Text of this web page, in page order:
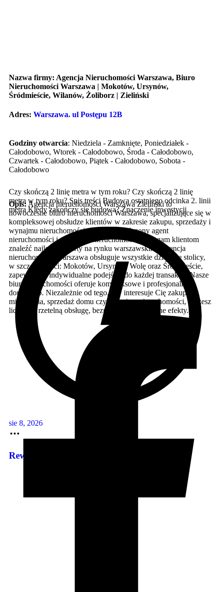
Czy skończą 2 linię metra w tym roku? Czy skończą 2 linię
metra w tym roku? Spis treści Budowa ostatniego odcinka 2. linii
metra Kiedy zakończy się budowa? Znaczenie inwestycji
sie 8, 2026
Rewitalizacja osiedla Wilanów
Nazwa firmy: Agencja Nieruchomości Warszawa, Biuro
Nieruchomości Warszawa | Mokotów, Ursynów,
Śródmieście, Wilanów, Żoliborz | Zieliński
Adres: Warszawa. ul Postępu 12B
Godziny otwarcia: Niedziela - Zamknięte, Poniedziałek -
Całodobowo, Wtorek - Całodobowo, Środa - Całodobowo,
Czwartek - Całodobowo, Piątek - Całodobowo, Sobota -
Całodobowo
Opis: Agencja nieruchomości Warszawa Zieliński to
nowoczesne biuro nieruchomości Warszawa, specjalizujące się w
kompleksowej obsłudze klientów w zakresie zakupu, sprzedaży i
wynajmu nieruchomości. Jako doświadczony agent
nieruchomości i pośrednik nieruchomości pomagam klientom
znaleźć najlepsze oferty na rynku warszawskim. Agencja
nieruchomości Warszawa obsługuje wszystkie dzielnice stolicy,
w szczególności: Mokotów, Ursynów, Wolę oraz Śródmieście,
zapewniając indywidualne podejście do każdej transakcji. Nasze
biuro nieruchomości oferuje kompleksowe i profesjonalne
doradztwo. Niezależnie od tego, czy interesuje Cię zakup
mieszkania, sprzedaż domu czy wynajem nieruchomości, możesz
liczyć na rzetelną obsługę, bezpieczeństwo i realne efekty.